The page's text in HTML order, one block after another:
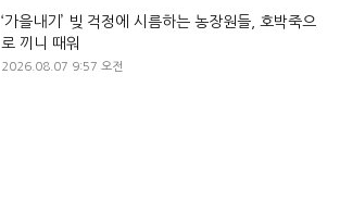
‘가을내기’ 빚 걱정에 시름하는 농장원들, 호박죽으
로 끼니 때워
2026.08.07 9:57 오전